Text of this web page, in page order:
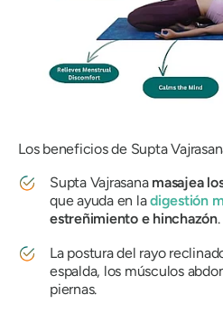
Los beneficios de Supta
Supta Vajrasana masajea
que ayuda en ladigestión
estreñimiento e hinchazón.
La postura del rayo
espalda, los músculos
piernas.